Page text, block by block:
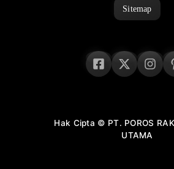
Sitemap
Hak Cipta © PT. POROS
UTAMA